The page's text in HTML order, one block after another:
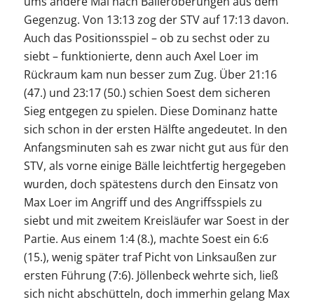
Gegenzug. Von 13:13 zog der STV auf 17:13 davon.
Auch das Positionsspiel – ob zu sechst oder zu
siebt – funktionierte, denn auch Axel Loer im
Rückraum kam nun besser zum Zug. Über 21:16
(47.) und 23:17 (50.) schien Soest dem sicheren
Sieg entgegen zu spielen. Diese Dominanz hatte
sich schon in der ersten Hälfte angedeutet. In den
Anfangsminuten sah es zwar nicht gut aus für den
STV, als vorne einige Bälle leichtfertig hergegeben
wurden, doch spätestens durch den Einsatz von
Max Loer im Angriff und des Angriffsspiels zu
siebt und mit zweitem Kreisläufer war Soest in der
Partie. Aus einem 1:4 (8.), machte Soest ein 6:6
(15.), wenig später traf Picht von Linksaußen zur
ersten Führung (7:6). Jöllenbeck wehrte sich, ließ
sich nicht abschütteln, doch immerhin gelang Max